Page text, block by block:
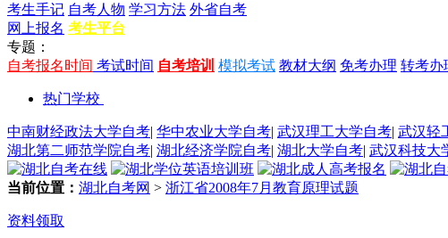
考生手记 自考人物 学习方法 外省自考
网上报名 考生平台
专题：
自考报名时间 考试时间 自考培训 模拟考试 教材大纲 免考办理 转考办
热门学校
中南财经政法大学自考| 华中农业大学自考| 武汉理工大学自考| 武汉轻
湖北第二师范学院自考| 湖北经济学院自考| 湖北大学自考| 武汉科技大
当前位置： 湖北自考网 > 浙江省2008年7月教育原理试题
资料领取